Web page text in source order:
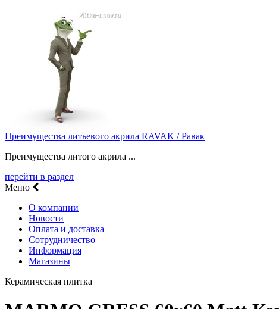
Преимущества литьевого акрила RAVAK / Равак
Преимущества литого акрила ...
перейти в раздел
Меню
О компании
Новости
Оплата и доставка
Сотрудничество
Информация
Магазины
Керамическая плитка